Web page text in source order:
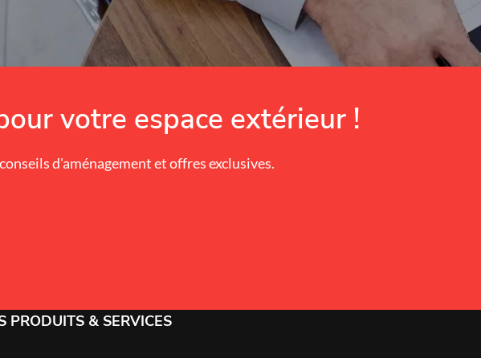
votre espace extérieur !
d'aménagement et offres exclusives.
PRODUITS & SERVICES